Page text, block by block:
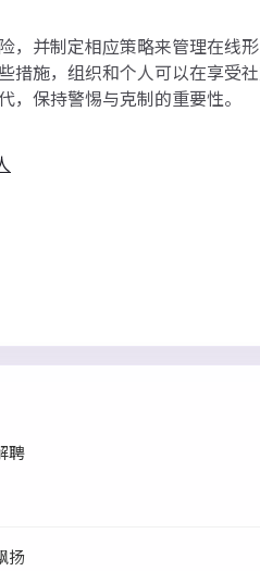
，并制定相应策略来管理在线
措施，组织和个人可以在享受
保持警惕与克制的重要性。
聘
扬